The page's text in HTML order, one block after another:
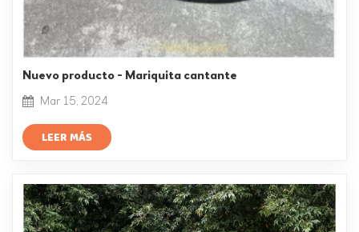
Nuevo producto - Mariquita cantante
Mar 15, 2024
LEER MÁS